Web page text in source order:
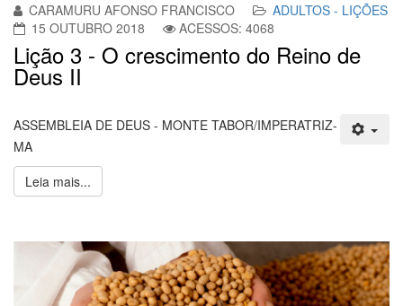
CARAMURU AFONSO FRANCISCO
ADULTOS - LIÇÕES
15 OUTUBRO 2018
ACESSOS: 4068
Lição 3 - O crescimento do Reino de
Deus II
ASSEMBLEIA DE DEUS - MONTE TABOR/IMPERATRIZ-
MA
Leia mais...